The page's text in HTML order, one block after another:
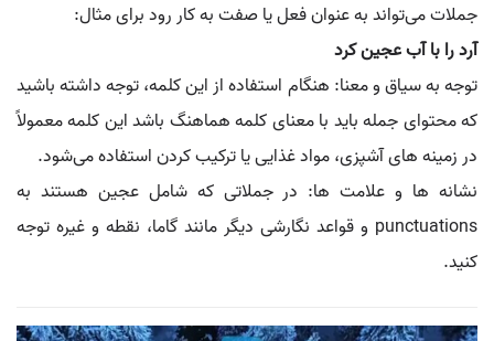
جملات می‌تواند به عنوان فعل یا صفت به کار رود برای مثال:
آرد را با آب عجین کرد
توجه به سیاق و معنا: هنگام استفاده از این کلمه، توجه داشته باشید
که محتوای جمله باید با معنای کلمه هماهنگ باشد این کلمه معمولاً
در زمینه‌ های آشپزی، مواد غذایی یا ترکیب کردن استفاده می‌شود.
نشانه‌ ها و علامت‌ ها: در جملاتی که شامل عجین هستند به
punctuations و قواعد نگارشی دیگر مانند گاما، نقطه و غیره توجه
کنید.